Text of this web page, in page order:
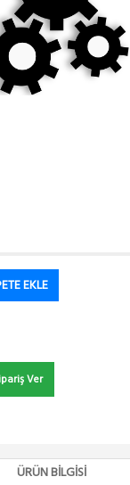
EKLE
Ver
ÜRÜN BILGISI